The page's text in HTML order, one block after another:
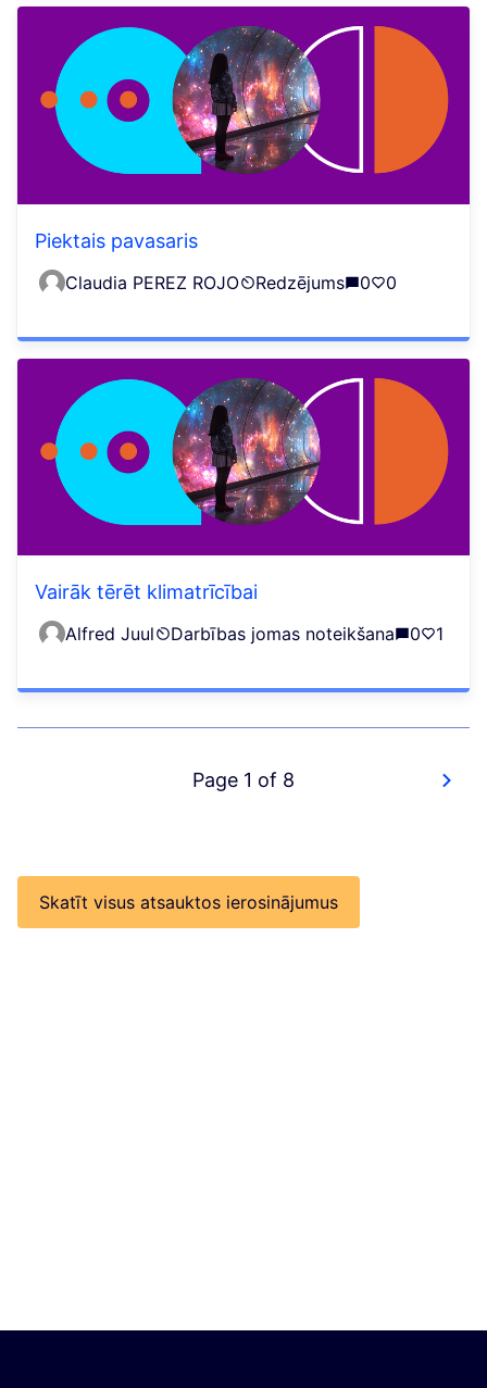
Piektais pavasaris
Claudia PEREZ ROJO Redzējums 0 0
Vairāk tērēt klimatrīcībai
Alfred Juul Darbības jomas noteikšana 0 1
Page 1 of 8
Skatīt visus atsauktos ierosinājumus